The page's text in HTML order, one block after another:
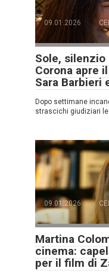
09.01.2026
Sole,
Corona apre
Sara Barbieri
Dopo settimane
strascichi giudiziari
09.01.2026
Martina
cinema:
per il film di